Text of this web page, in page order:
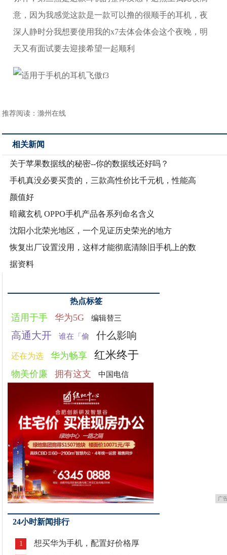
意，因为我感觉这款是一款可以撸的很顺手的耳机，夜
深人静时分我想要使用我的x7去体会体会这个夜晚，明
天又有面试要去迎接希望一起顺利
推荐阅读：滁州在线
相关新闻
关于苹果数据线的秘密--你的数据线还好吗？
手机真没必要买贵的，三款高性价比千元机，性能高
颜值好
暗藏玄机 OPPO手机产品各系列命名含义
沈阳小北荣光地区，一个见证历史荣光的地方
恢复出厂设置没用，这样才能彻底清除旧手机上的数
据资料
热点标签
适用于手 华为5G 编辑替三
高通大开 谁在「偷 什么影响
还在为选 华为畅享 红米终于
物美价廉 拥有这支 中国电信
广
24小时新闻排行
1 想买华为手机，配置好价格厚